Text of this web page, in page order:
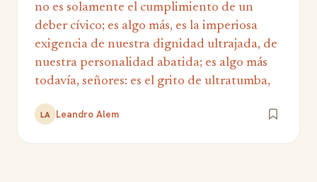
no es solamente el cumplimiento de un
deber cívico; es algo más, es la imperiosa
exigencia de nuestra dignidad ultrajada, de
nuestra personalidad abatida; es algo más
todavía, señores: es el grito de ultratumba,
LA Leandro Alem